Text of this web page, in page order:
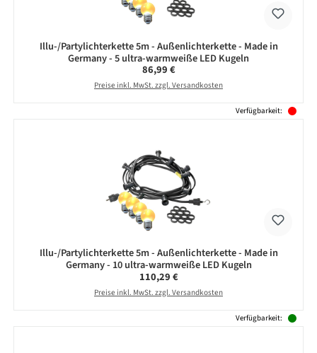
Illu-/Partylichterkette 5m - Außenlichterkette - Made in
Germany - 5 ultra-warmweiße LED Kugeln
Regulärer Preis:
86,99 €
Preise inkl. MwSt. zzgl. Versandkosten
Verfügbarkeit:
Illu-/Partylichterkette 5m - Außenlichterkette - Made in
Germany - 10 ultra-warmweiße LED Kugeln
Regulärer Preis:
110,29 €
Preise inkl. MwSt. zzgl. Versandkosten
Verfügbarkeit: